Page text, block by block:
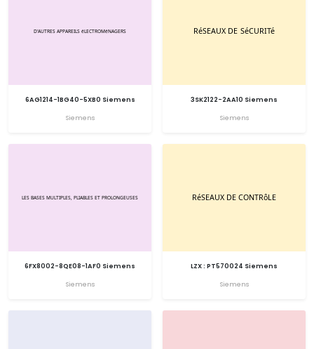
6AG1214-1BG40-5XB0 Siemens
Siemens
3SK2122-2AA10 Siemens
Siemens
6FX8002-8QE08-1AF0 Siemens
Siemens
LZX : PT570024 Siemens
Siemens